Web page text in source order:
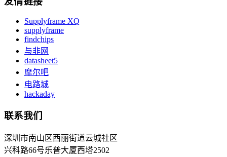
Supplyframe XQ
supplyframe
findchips
与非网
datasheet5
摩尔吧
电路城
hackaday
联系我们
深圳市南山区西丽街道云城社区
兴科路66号乐普大厦西塔2502